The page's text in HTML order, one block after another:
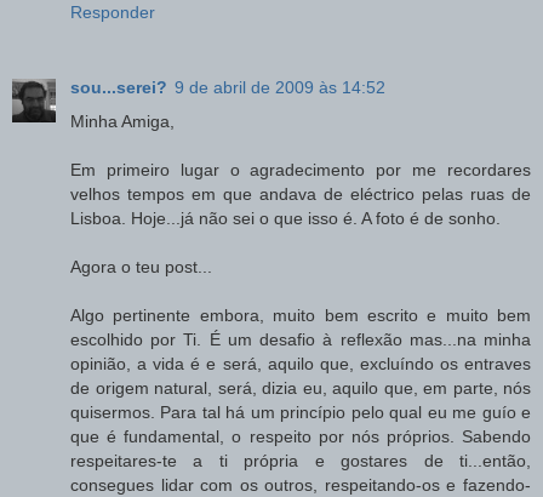
Responder
sou...serei? 9 de abril de 2009 às 14:52
Minha Amiga,
Em primeiro lugar o agradecimento por me recordares
velhos tempos em que andava de eléctrico pelas ruas de
Lisboa. Hoje...já não sei o que isso é. A foto é de sonho.
Agora o teu post...
Algo pertinente embora, muito bem escrito e muito bem
escolhido por Ti. É um desafio à reflexão mas...na minha
opinião, a vida é e será, aquilo que, excluíndo os entraves
de origem natural, será, dizia eu, aquilo que, em parte, nós
quisermos. Para tal há um princípio pelo qual eu me guío e
que é fundamental, o respeito por nós próprios. Sabendo
respeitares-te a ti própria e gostares de ti...então,
consegues lidar com os outros, respeitando-os e fazendo-